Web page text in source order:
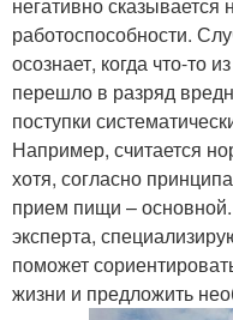
работоспособности.
осознает, когда что-то
перешло в разряд
поступки
Например, считается
хотя, согласно
прием пищи –
эксперта,
поможет
жизни и предложить